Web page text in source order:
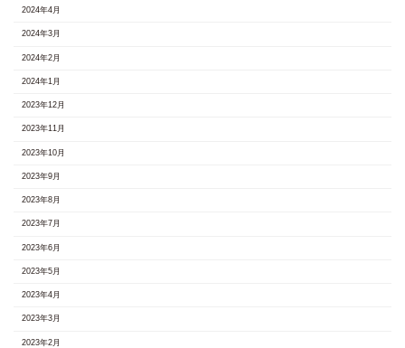
2024年4月
2024年3月
2024年2月
2024年1月
2023年12月
2023年11月
2023年10月
2023年9月
2023年8月
2023年7月
2023年6月
2023年5月
2023年4月
2023年3月
2023年2月